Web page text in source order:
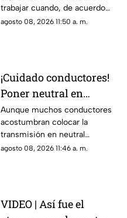
cemitas
trabajar cuando, de acuerdo
con vecinos, habría sido
agosto 08, 2026 11:50 a. m.
¡Cuidado conductores!
Poner neutral en
semáforos podría
afectar tu auto
automático
Aunque muchos conductores
acostumbran colocar la
transmisión en neutral
mientras esperan en un
dependiendo del vehículo y de
agosto 08, 2026 11:46 a. m.
VIDEO | Así fue el